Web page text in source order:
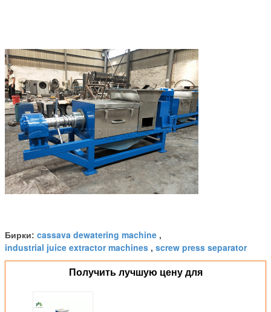
Бирки: cassava dewatering machine ,
industrial juice extractor machines , screw press separator
Получить лучшую цену для